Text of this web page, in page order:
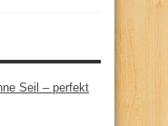
Seil – perfekt